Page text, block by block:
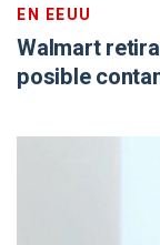
EN EEUU
Walmart
posible